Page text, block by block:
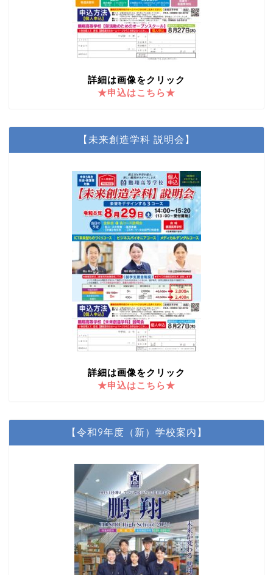
詳細は画像をクリック
★申込はこちら★
【未来創造学科 説明会】
詳細は画像をクリック
★申込はこちら★
【令和9年度（新）学校案内】